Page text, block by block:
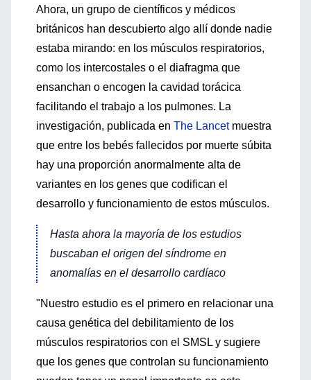
Ahora, un grupo de científicos y médicos
británicos han descubierto algo allí donde nadie
estaba mirando: en los músculos respiratorios,
como los intercostales o el diafragma que
ensanchan o encogen la cavidad torácica
facilitando el trabajo a los pulmones. La
investigación, publicada en The Lancetmuestra
que entre los bebés fallecidos por muerte súbita
hay una proporción anormalmente alta de
variantes en los genes que codifican el
desarrollo y funcionamiento de estos músculos.
Hasta ahora la mayoría de los estudios
buscaban el origen del síndrome en
anomalías en el desarrollo cardíaco
"Nuestro estudio es el primero en relacionar una
causa genética del debilitamiento de los
músculos respiratorios con el SMSL y sugiere
que los genes que controlan su funcionamiento